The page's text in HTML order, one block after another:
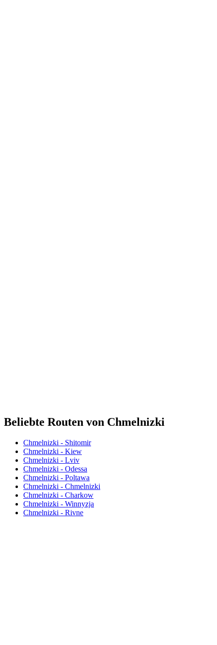
Beliebte Routen von Chmelnizki
Chmelnizki - Shitomir
Chmelnizki - Kiew
Chmelnizki - Lviv
Chmelnizki - Odessa
Chmelnizki - Poltawa
Chmelnizki - Chmelnizki
Chmelnizki - Charkow
Chmelnizki - Winnyzja
Chmelnizki - Rivne